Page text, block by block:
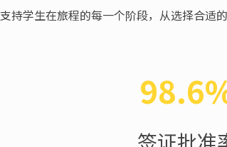
学生在旅程的每一个阶段，从选择合适